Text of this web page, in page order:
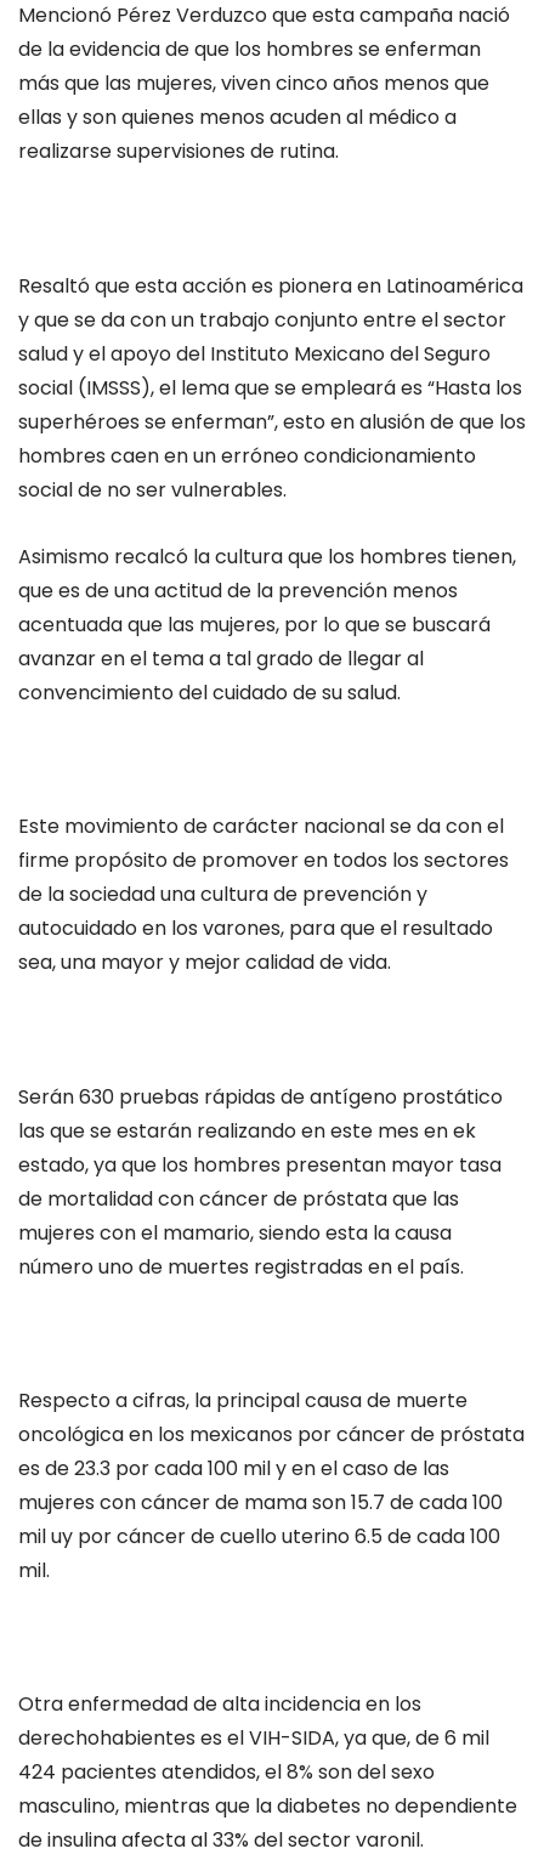
Mencionó Pérez Verduzco que esta campaña nació
de la evidencia de que los hombres se enferman
más que las mujeres, viven cinco años menos que
ellas y son quienes menos acuden al médico a
realizarse supervisiones de rutina.
Resaltó que esta acción es pionera en Latinoamérica
y que se da con un trabajo conjunto entre el sector
salud y el apoyo del Instituto Mexicano del Seguro
social (IMSSS), el lema que se empleará es “Hasta los
superhéroes se enferman”, esto en alusión de que los
hombres caen en un erróneo condicionamiento
social de no ser vulnerables.
Asimismo recalcó la cultura que los hombres tienen,
que es de una actitud de la prevención menos
acentuada que las mujeres, por lo que se buscará
avanzar en el tema a tal grado de llegar al
convencimiento del cuidado de su salud.
Este movimiento de carácter nacional se da con el
firme propósito de promover en todos los sectores
de la sociedad una cultura de prevención y
autocuidado en los varones, para que el resultado
sea, una mayor y mejor calidad de vida.
Serán 630 pruebas rápidas de antígeno prostático
las que se estarán realizando en este mes en ek
estado, ya que los hombres presentan mayor tasa
de mortalidad con cáncer de próstata que las
mujeres con el mamario, siendo esta la causa
número uno de muertes registradas en el país.
Respecto a cifras, la principal causa de muerte
oncológica en los mexicanos por cáncer de próstata
es de 23.3 por cada 100 mil y en el caso de las
mujeres con cáncer de mama son 15.7 de cada 100
mil uy por cáncer de cuello uterino 6.5 de cada 100
mil.
Otra enfermedad de alta incidencia en los
derechohabientes es el VIH-SIDA, ya que, de 6 mil
424 pacientes atendidos, el 8% son del sexo
masculino, mientras que la diabetes no dependiente
de insulina afecta al 33% del sector varonil.